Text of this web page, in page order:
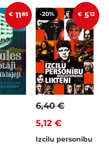
€ 1185 -20% € 512
5,12 €
6,40 €
Izcilu personību